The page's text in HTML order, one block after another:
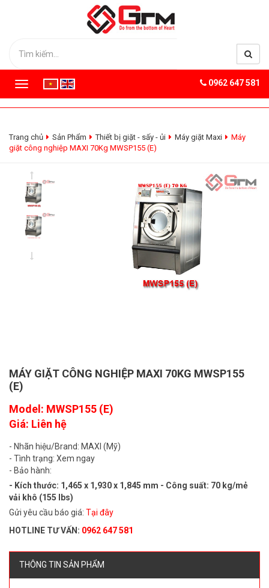
T
o
g
e
0962 647 581
Trang chủ Sản Phẩm Thiết bị giặt - sấy - ủi Máy giặt Maxi
Máy
giặt công nghiệp MAXI 70Kg MWSP155 (E)
MÁY GIẶT CÔNG NGHIỆP MAXI 70KG MWSP155
(E)
Model: MWSP155 (E)
Giá: Liên hệ
- Nhãn hiệu/Brand: MAXI (Mỹ)
- Tình trạng: Xem ngay
- Bảo hành:
- Kích thước: 1,465 x 1,930 x 1,845 mm - Công suất: 70 kg/mẻ
vải khô (155 lbs)
Gửi yêu cầu báo giá: Tại đây
HOTLINE TƯ VẤN: 0962 647 581
THÔNG TIN SẢN PHẨM